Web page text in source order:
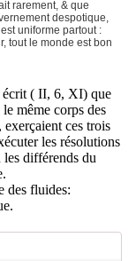
rarement, & que
despotique,
uniforme partout :
tout le monde est bon
écrit ( II, 6, XI) que
même corps des
ces trois
les résolutions
les différends du
des fluides: